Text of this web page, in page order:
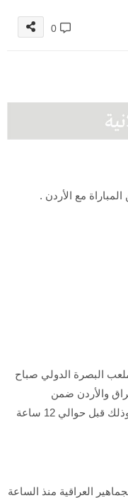
0
ملعب البصرة الدولي صباح
والأردن ضمن
التصفيات الاسيوية المؤهلة لكأس العالم، وذلك قبل حوالي 12 ساعة
العراقية منذ الساعة